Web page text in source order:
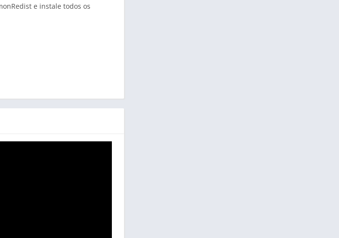
e instale todos os